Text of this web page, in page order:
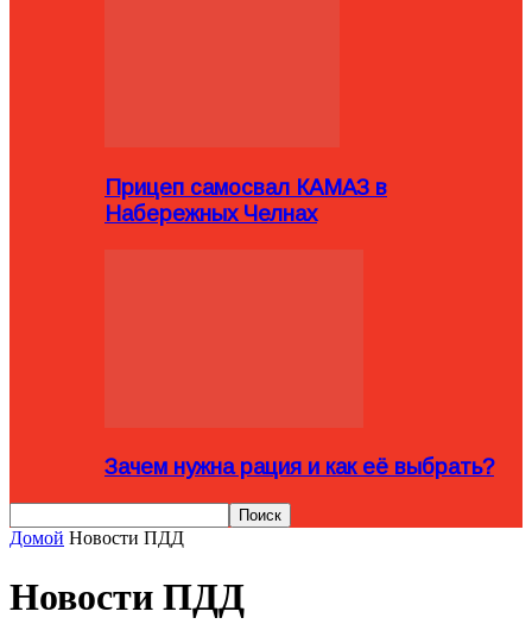
Прицеп самосвал КАМАЗ в
Набережных Челнах
Зачем нужна рация и как её выбрать?
Домой Новости ПДД
Новости ПДД